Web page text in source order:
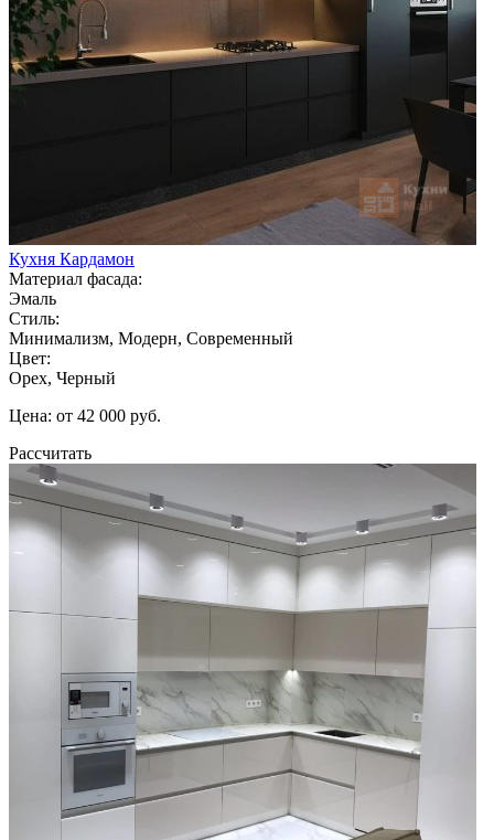
Кухня Кардамон
Материал фасада:
Эмаль
Стиль:
Минимализм, Модерн, Современный
Цвет:
Орех, Черный
Цена: от 42 000 руб.
Рассчитать